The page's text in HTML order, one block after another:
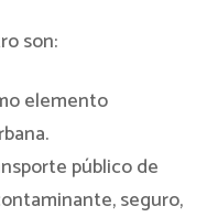
son:
elemento
público de
seguro,